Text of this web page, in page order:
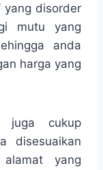
yang disorder
mutu yang
anda
harga yang
juga cukup
disesuaikan
yang